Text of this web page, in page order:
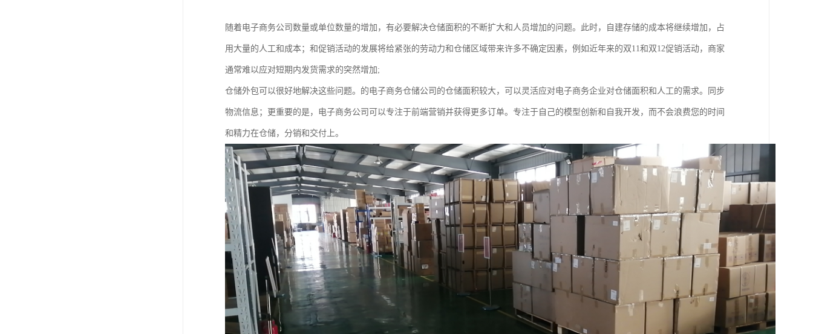
随着电子商务公司数量或单位数量的增加，有必要解决仓储面积的不断扩大和人员增加的问题。此时，自建存储的成本将继续增加，占
用大量的人工和成本；和促销活动的发展将给紧张的劳动力和仓储区域带来许多不确定因素，例如近年来的双11和双12促销活动，商家
通常难以应对短期内发货需求的突然增加;
仓储外包可以很好地解决这些问题。的电子商务仓储公司的仓储面积较大，可以灵活应对电子商务企业对仓储面积和人工的需求。同步
物流信息；更重要的是，电子商务公司可以专注于前端营销并获得更多订单。专注于自己的模型创新和自我开发，而不会浪费您的时间
和精力在仓储，分销和交付上。